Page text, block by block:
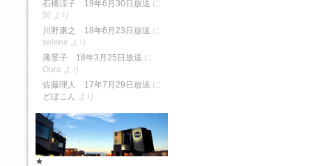
石橋涼子 19年6月30日放送 に
関 より
川野康之 18年6月23日放送 に
selene より
薄景子 18年3月25日放送 に
Oura より
佐藤理人 17年7月29日放送 に
どぼこん より
★